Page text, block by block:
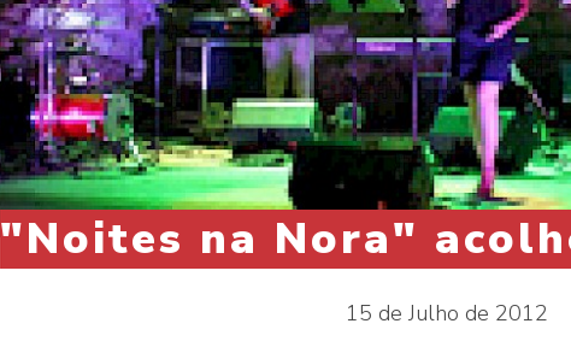
"Noites na Nora"
15 de Julho de 2012